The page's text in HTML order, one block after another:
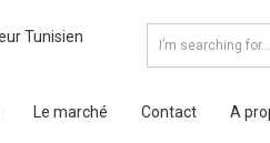
Le marché Contact A